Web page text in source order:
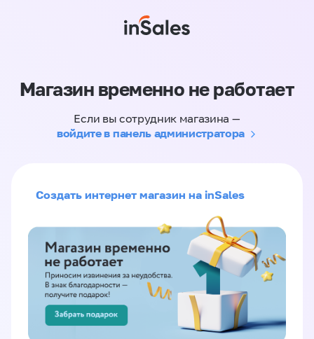
Магазин временно не работает
Если вы сотрудник магазина —
войдите в панель администратора
Создать интернет магазин на inSales